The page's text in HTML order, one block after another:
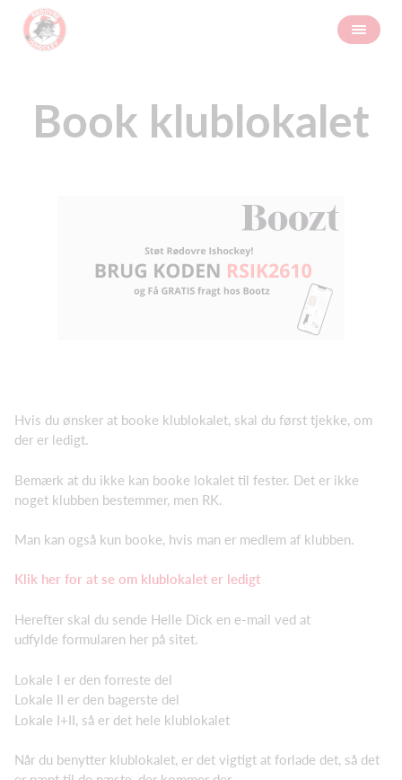
Book klublokalet
Hvis du ønsker at booke klublokalet, skal du først tjekke, om
der er ledigt.
Bemærk at du ikke kan booke lokalet til fester. Det er ikke
noget klubben bestemmer, men RK.
Man kan også kun booke, hvis man er medlem af klubben.
Klik her for at se om klublokalet er ledigt
Herefter skal du sende Helle Dick en e-mail ved at
udfylde formularen her på sitet.
Lokale I er den forreste del
Lokale II er den bagerste del
Lokale I+II, så er det hele klublokalet
Når du benytter klublokalet, er det vigtigt at forlade det, så det